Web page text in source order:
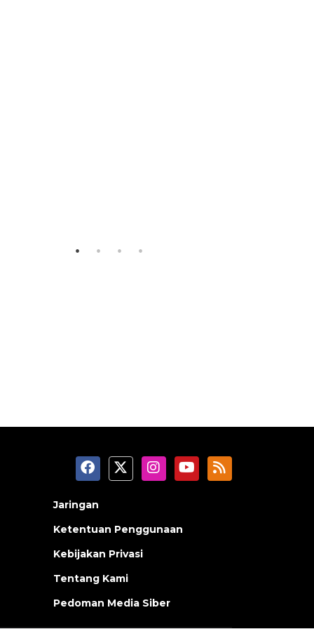
Jaringan
Ketentuan Penggunaan
Kebijakan Privasi
Tentang Kami
Pedoman Media Siber